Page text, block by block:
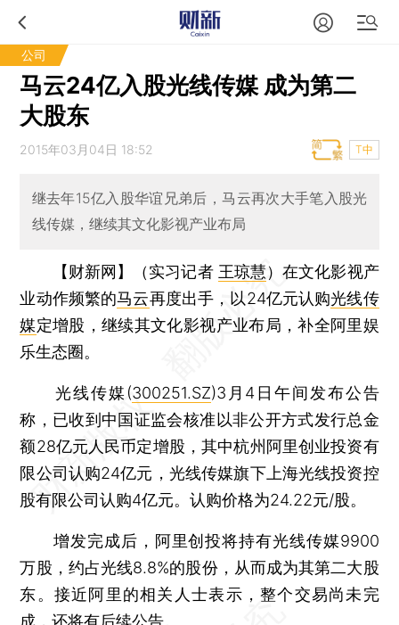
公司
马云24亿入股光线传媒 成为第二
大股东
2015年03月04日 18:52 T中
继去年15亿入股华谊兄弟后，马云再次大手笔入股光
线传媒，继续其文化影视产业布局
【财新网】（实习记者 王琼慧）在文化影视产
业动作频繁的马云再度出手，以24亿元认购光线传
媒定增股，继续其文化影视产业布局，补全阿里娱
乐生态圈。
光线传媒(300251.SZ)3月4日午间发布公告
称，已收到中国证监会核准以非公开方式发行总金
额28亿元人民币定增股，其中杭州阿里创业投资有
限公司认购24亿元，光线传媒旗下上海光线投资控
股有限公司认购4亿元。认购价格为24.22元/股。
增发完成后，阿里创投将持有光线传媒9900
万股，约占光线8.8%的股份，从而成为其第二大股
东。接近阿里的相关人士表示，整个交易尚未完
成，还将有后续公告。